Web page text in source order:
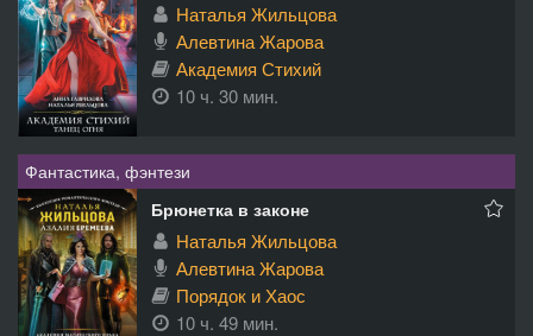
Наталья Жильцова
Алевтина Жарова
Академия Стихий
10 ч. 30 мин.
Фантастика, фэнтези
Брюнетка в законе
Наталья Жильцова
Алевтина Жарова
Порядок и Хаос
10 ч. 49 мин.